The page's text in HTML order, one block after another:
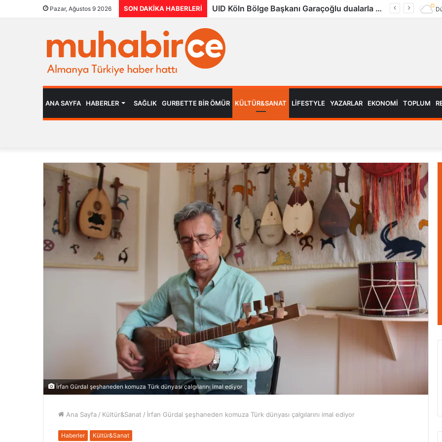
Pazar, Ağustos 9 2026 SON DAKIKA HABERLERI
ANA SAYFA HABERLER SAĞLIK GURBETTE BIR ÖMÜR KÜLTÜR&SANAT LIFESTYLE YAZARLAR EKONOMI TOPLUM
İrfan Gürdal şeşhaneden komuza Türk dünyası çalgılarını imal ediyor
Ana Sayfa / Kültür&Sanat / İrfan Gürdal şeşhaneden komuza Türk dünyası çalgılarını imal ediyor
Haberler Kültür&Sanat